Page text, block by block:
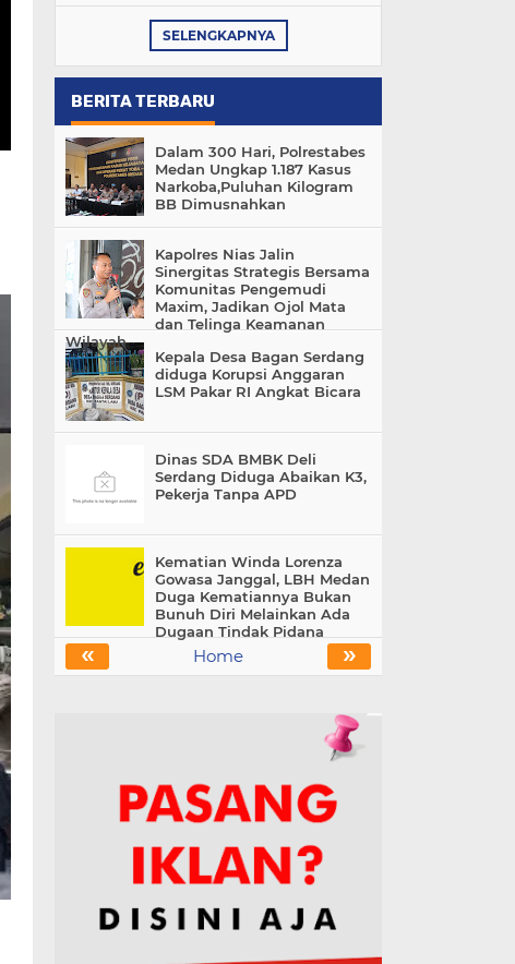
SELENGKAPNYA
BERITA TERBARU
Dalam 300 Hari, Polrestabes
Medan Ungkap 1.187 Kasus
Narkoba,Puluhan Kilogram
BB Dimusnahkan
Kapolres Nias Jalin
Sinergitas Strategis Bersama
Komunitas Pengemudi
Maxim, Jadikan Ojol Mata
dan Telinga Keamanan
Wilayah
Kepala Desa Bagan Serdang
diduga Korupsi Anggaran
LSM Pakar RI Angkat Bicara
Dinas SDA BMBK Deli
Serdang Diduga Abaikan K3,
Pekerja Tanpa APD
Kematian Winda Lorenza
Gowasa Janggal, LBH Medan
Duga Kematiannya Bukan
Bunuh Diri Melainkan Ada
Dugaan Tindak Pidana
« »
Home